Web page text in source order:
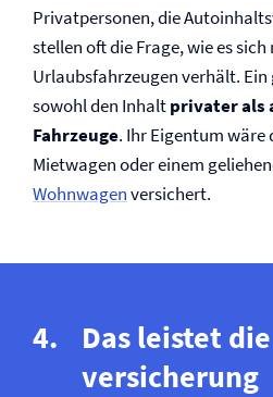
Privatpersonen, die
stellen oft die Frage, wie es
Urlaubsfahrzeugen verhält.
sowohl den Inhaltprivater als
Fahrzeuge. Ihr Eigentum wäre
Mietwagen oder einem
Wohnwagenversichert.
Das leistet
versicherung